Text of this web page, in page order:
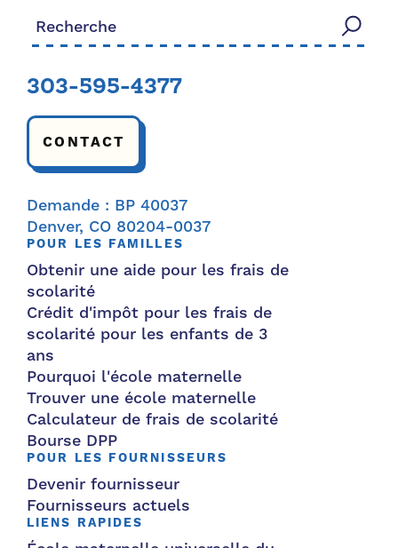
Rechercher:
303-595-4377
CONTACT
Demande : BP 40037
Denver, CO 80204-0037
POUR LES FAMILLES
Obtenir une aide pour les frais de
scolarité
Crédit d'impôt pour les frais de
scolarité pour les enfants de 3
ans
Pourquoi l'école maternelle
Trouver une école maternelle
Calculateur de frais de scolarité
Bourse DPP
POUR LES FOURNISSEURS
Devenir fournisseur
Fournisseurs actuels
LIENS RAPIDES